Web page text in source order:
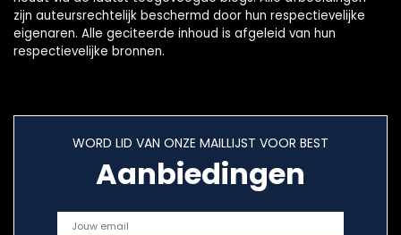
zijn auteursrechtelijk beschermd door hun respectievelijke
eigenaren. Alle geciteerde inhoud is afgeleid van hun
respectievelijke bronnen.
WORD LID VAN ONZE MAILLIJST VOOR BEST
Aanbiedingen